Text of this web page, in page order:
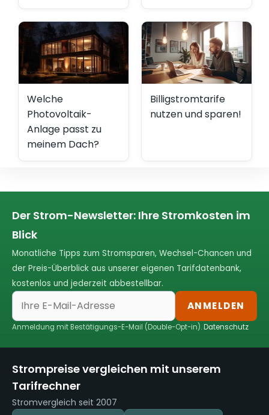
Welche
Photovoltaik-
Anlage passt zu
meinem Dach?
Billigstromtarife
nutzen und sparen!
Der Strom-Newsletter: Ihre Stromkosten im
Blick
Monatliche Tipps zum Stromsparen, Wechsel-Chancen und
der Preis-Überblick aus unserer eigenen Tarifdatenbank,
kostenlos und jederzeit abbestellbar.
ANMELDEN
Anmeldung mit Bestätigungs-E-Mail (Double-Opt-in).Datenschutz
Strompreise vergleichen mit unserem
Tarifrechner
Stromvergleich seit 2007